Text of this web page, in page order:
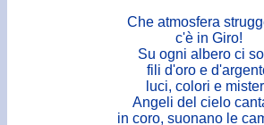
Che atmosfera
c'è in Giro!
Su ogni albero ci
fili d'oro e
luci, colori e
Angeli del cielo
in coro, suonano le